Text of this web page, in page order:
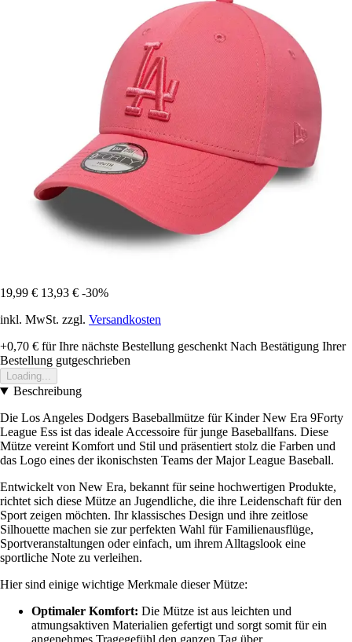
19,99 € 13,93 € -30%
inkl. MwSt. zzgl. Versandkosten
+0,70 € für Ihre nächste Bestellung geschenkt Nach Bestätigung Ihrer
Bestellung gutgeschrieben
Loading...
Beschreibung
Die Los Angeles Dodgers Baseballmütze für Kinder New Era 9Forty
League Ess ist das ideale Accessoire für junge Baseballfans. Diese
Mütze vereint Komfort und Stil und präsentiert stolz die Farben und
das Logo eines der ikonischsten Teams der Major League Baseball.
Entwickelt von New Era, bekannt für seine hochwertigen Produkte,
richtet sich diese Mütze an Jugendliche, die ihre Leidenschaft für den
Sport zeigen möchten. Ihr klassisches Design und ihre zeitlose
Silhouette machen sie zur perfekten Wahl für Familienausflüge,
Sportveranstaltungen oder einfach, um ihrem Alltagslook eine
sportliche Note zu verleihen.
Hier sind einige wichtige Merkmale dieser Mütze:
Optimaler Komfort: Die Mütze ist aus leichten und
atmungsaktiven Materialien gefertigt und sorgt somit für ein